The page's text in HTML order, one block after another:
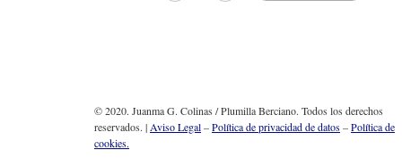
© 2020. Juanma G. Colinas / Plumilla Berciano. Todos los derechos
reservados. |Aviso Legal–Política de privacidad de datos–Política de
cookies.